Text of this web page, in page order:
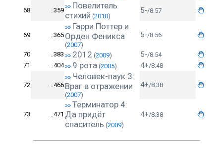
68 ..359
»» Повелитель
стихий (2010)
5-/8.57
69 ..365
»» Гарри Поттер и
Орден Феникса
(2007)
5-/8.56
70 ..383 »» 2012 (2009) 5-/8.54
71
..404»» 9 рота (2005) 4+/8.48
72 ..466
»» Человек-паук 3:
Враг в отражении
(2007)
4+/8.38
73 ..471
»» Терминатор 4:
Да придёт
спаситель (2009)
4+/8.38